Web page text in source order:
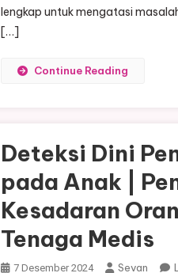
lengkap untuk mengatasi
[…]
Continue Reading
Deteksi Dini
pada Anak |
Kesadaran
Tenaga Medis
7 Desember 2024 Sevan